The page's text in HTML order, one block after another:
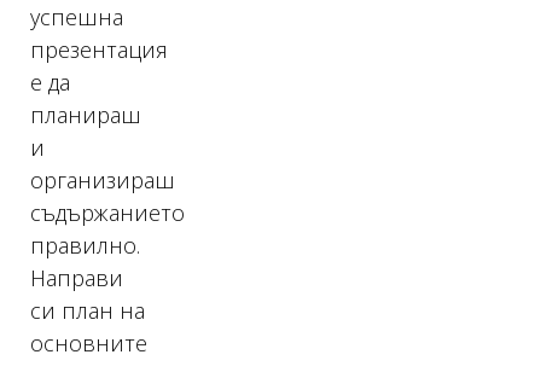
успешна
презентация
е да
планираш
и
организираш
съдържанието
правилно.
Направи
си план на
основните